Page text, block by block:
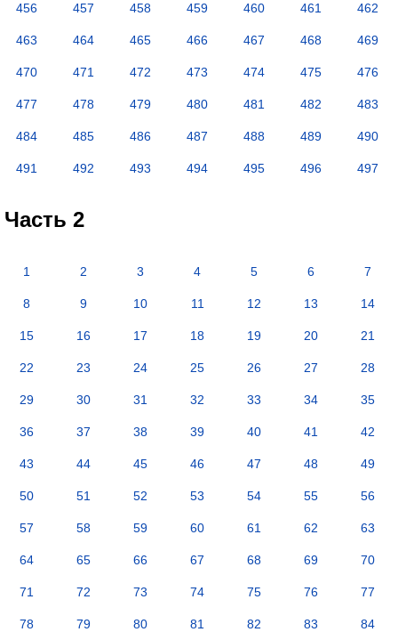
456 457 458 459 460 461 462
463 464 465 466 467 468 469
470 471 472 473 474 475 476
477 478 479 480 481 482 483
484 485 486 487 488 489 490
491 492 493 494 495 496 497
Часть 2
1 2 3 4 5 6 7
8 9 10 11 12 13 14
15 16 17 18 19 20 21
22 23 24 25 26 27 28
29 30 31 32 33 34 35
36 37 38 39 40 41 42
43 44 45 46 47 48 49
50 51 52 53 54 55 56
57 58 59 60 61 62 63
64 65 66 67 68 69 70
71 72 73 74 75 76 77
78 79 80 81 82 83 84